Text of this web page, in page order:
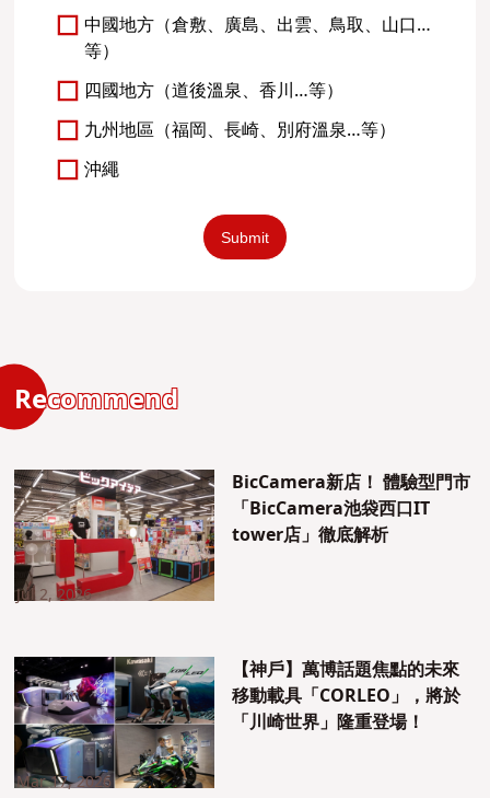
中國地方（倉敷、廣島、出雲、鳥取、山口…
等）
四國地方（道後溫泉、香川…等）
九州地區（福岡、長崎、別府溫泉…等）
沖繩
Recommend
BicCamera新店！ 體驗型門市
「BicCamera池袋西口IT
tower店」徹底解析
Jul 2, 2026
【神戶】萬博話題焦點的未來
移動載具「CORLEO」，將於
「川崎世界」隆重登場！
Mar 17, 2026